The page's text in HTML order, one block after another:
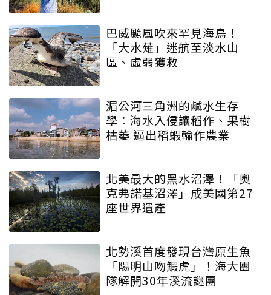
巴威颱風吹來罕見海鳥！
「大水薙」迷航至淡水山
區、虛弱獲救
湄公河三角洲的鹹水生存
學：海水入侵讓稻作、果樹
枯萎 逼出稻蝦輪作農業
北美最大的黑水沼澤！「奧
克弗諾基沼澤」成美國第27
座世界遺產
北勢溪首度發現台灣原生魚
「陽明山吻鰕虎」！海大團
隊解開30年溪流謎團